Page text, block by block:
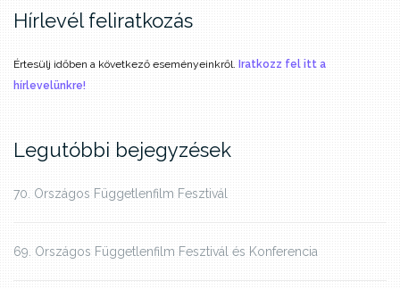
Hírlevél feliratkozás
Értesülj időben a következő eseményeinkről. Iratkozz fel itt a
hírlevelünkre!
Legutóbbi bejegyzések
70. Országos Függetlenfilm Fesztivál
69. Országos Függetlenfilm Fesztivál és Konferencia